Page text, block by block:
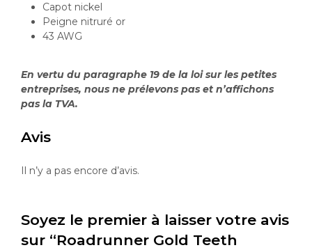
Capot nickel
Peigne nitruré or
43 AWG
En vertu du paragraphe 19 de la loi sur les petites
entreprises, nous ne prélevons pas et n’affichons
pas la TVA.
Avis
Il n’y a pas encore d’avis.
Soyez le premier à laisser votre avis
sur “Roadrunner Gold Teeth